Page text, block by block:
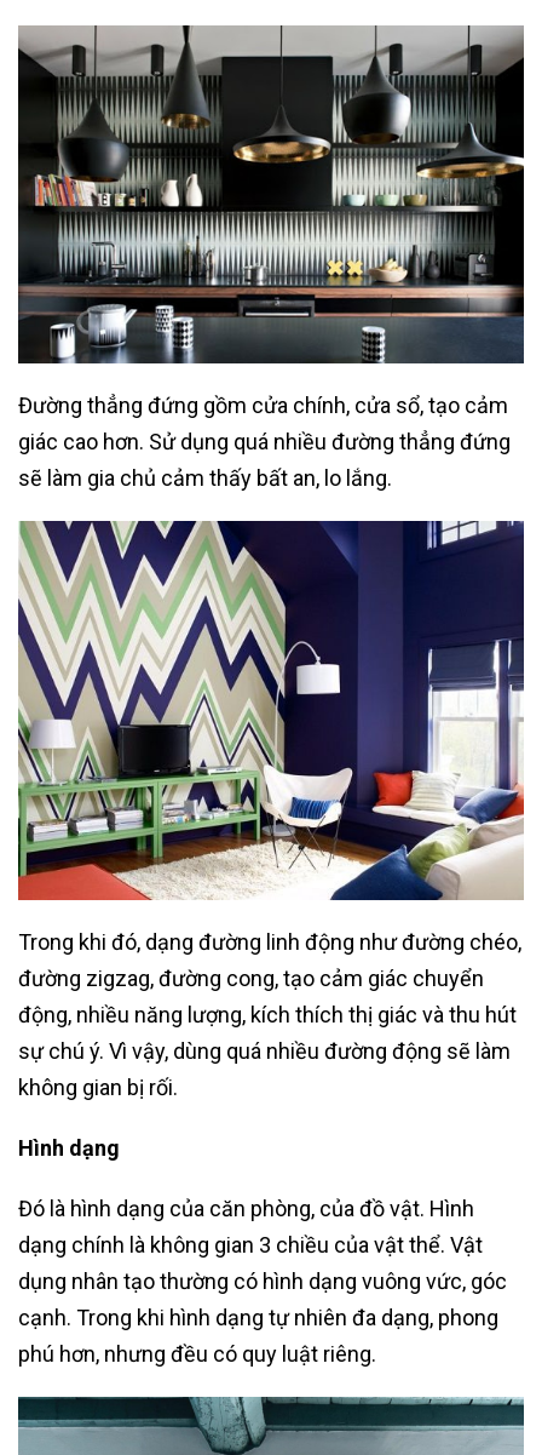
Đường thẳng đứng gồm cửa chính, cửa sổ, tạo cảm
giác cao hơn. Sử dụng quá nhiều đường thẳng đứng
sẽ làm gia chủ cảm thấy bất an, lo lắng.
Trong khi đó, dạng đường linh động như đường chéo,
đường zigzag, đường cong, tạo cảm giác chuyển
động, nhiều năng lượng, kích thích thị giác và thu hút
sự chú ý. Vì vậy, dùng quá nhiều đường động sẽ làm
không gian bị rối.
Hình dạng
Đó là hình dạng của căn phòng, của đồ vật. Hình
dạng chính là không gian 3 chiều của vật thể. Vật
dụng nhân tạo thường có hình dạng vuông vức, góc
cạnh. Trong khi hình dạng tự nhiên đa dạng, phong
phú hơn, nhưng đều có quy luật riêng.